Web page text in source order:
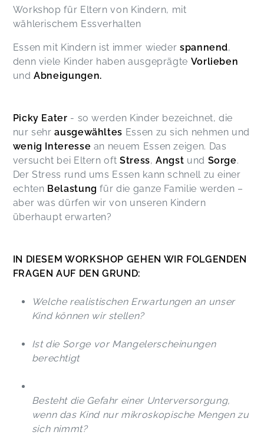
Workshop für Eltern von Kindern, mit
wählerischem Essverhalten
Essen mit Kindern ist immer wieder spannend,
denn viele Kinder haben ausgeprägte Vorlieben
undAbneigungen.
Picky Eater - so werden Kinder bezeichnet, die
nur sehrausgewähltes Essen zu sich nehmen und
wenig Interesse an neuem Essen zeigen. Das
versucht bei Eltern oft Stress,Angst und Sorge.
Der Stress rund ums Essen kann schnell zu einer
echten Belastung für die ganze Familie werden –
aber was dürfen wir von unseren Kindern
überhaupt erwarten?
IN DIESEM WORKSHOP GEHEN WIR FOLGENDEN
FRAGEN AUF DEN GRUND:
Welche realistischen Erwartungen an unser
Kind können wir stellen?
Ist die Sorge vor Mangelerscheinungen
berechtigt
Besteht die Gefahr einer Unterversorgung,
wenn das Kind nur mikroskopische Mengen zu
sich nimmt?